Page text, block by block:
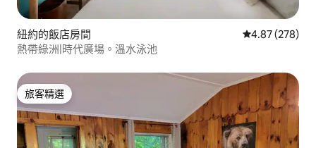
紐約的飯店房間 從 278 則評價
4.87 (278)
熱帶綠洲|時代廣場。溫水泳池
旅客精選
旅客精選